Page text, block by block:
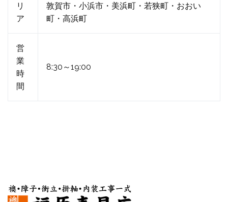
リ
ア
敦賀市・小浜市・美浜町・若狭町・おおい
町・高浜町
営
業
時
間
8:30～19:00